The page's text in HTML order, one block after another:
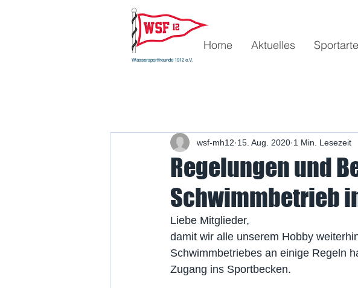
Home Aktuelles
Wassersportfreunde 1912 e.V.
Regelungen und
Schwimmbetrieb
wsf-mh12 15. Aug. 2020 1 Min. Lesezeit
Liebe Mitglieder,
damit wir alle unserem Hobby
Schwimmbetriebes an einige Regeln
Zugang ins Sportbecken.